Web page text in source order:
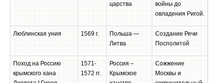
царства
войны до
овладения Ригой.
Люблинская уния 1569 г.
Польша —
Литва
Создание Речи
Посполитой
Поход на Россию
крымского хана
1571-
1572 гг.
Россия –
Крымское
Сожжение
Москвы и